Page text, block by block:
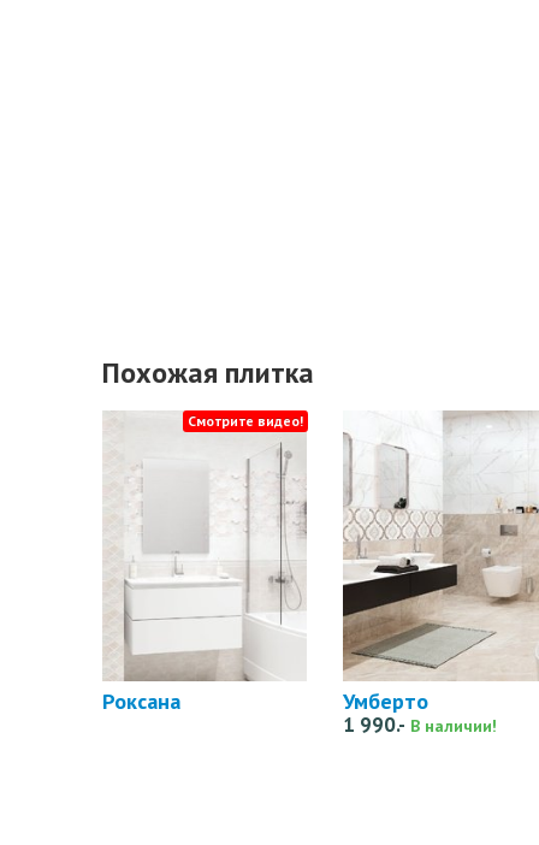
Похожая плитка
Роксана
Смотрите видео!
Умберто
1 990.- В наличии!